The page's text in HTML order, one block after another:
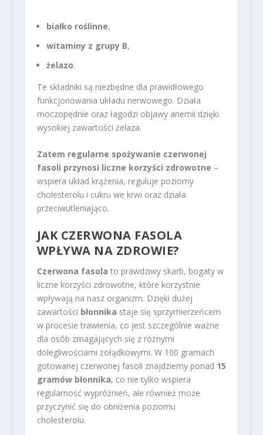
białko roślinne,
witaminy z grupy B,
żelazo.
Te składniki są niezbędne dla prawidłowego
funkcjonowania układu nerwowego. Działa
moczopędnie oraz łagodzi objawy anemii dzięki
wysokiej zawartości żelaza.
Zatem regularne spożywanie czerwonej
fasoli przynosi liczne korzyści zdrowotne –
wspiera układ krążenia, reguluje poziomy
cholesterolu i cukru we krwi oraz działa
przeciwutleniająco.
JAK CZERWONA FASOLA
WPŁYWA NA ZDROWIE?
Czerwona fasola to prawdziwy skarb, bogaty w
liczne korzyści zdrowotne, które korzystnie
wpływają na nasz organizm. Dzięki dużej
zawartości błonnika staje się sprzymierzeńcem
w procesie trawienia, co jest szczególnie ważne
dla osób zmagających się z różnymi
dolegliwościami żołądkowymi. W 100 gramach
gotowanej czerwonej fasoli znajdziemy ponad 15
gramów błonnika, co nie tylko wspiera
regularność wypróżnień, ale również może
przyczynić się do obniżenia poziomu
cholesterolu.